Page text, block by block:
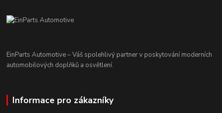
EinParts Automotive – Váš spolehlivý partner v poskytování moderních
automobilových doplňků a osvětlení.
Informace pro zákazníky